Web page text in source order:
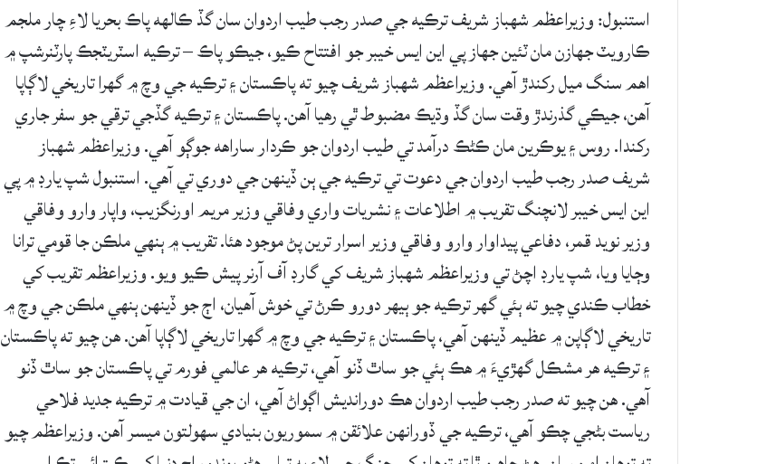
استنبول: وزيراعظم شهباز شريف ترڪيه جي صدر رجب طيب اردوان سان گڏ ڪالهه پاڪ بحريا لاءِ چار ملجم
ڪارويٽ جهازن مان ٽئين جهاز پي اين ايس خيبر جو افتتاح ڪيو، جيڪو پاڪ – ترڪيه اسٽريٽجڪ پارٽنرشپ ۾
اهم سنگ ميل رکندڙ آهي. وزيراعظم شهباز شريف چيو ته پاڪستان ۽ ترڪيه جي وچ ۾ گهرا تاريخي لاڳاپا
آهن، جيڪي گذرندڙ وقت سان گڏ وڌيڪ مضبوط ٿي رهيا آهن. پاڪستان ۽ ترڪيه گڏجي ترقي جو سفر جاري
رکندا. روس ۽ يوڪرين مان ڪڻڪ درآمد تي طيب اردوان جو ڪردار ساراهه جوڳو آهي. وزيراعظم شهباز
شريف صدر رجب طيب اردوان جي دعوت تي ترڪيه جي ٻن ڏينهن جي دوري تي آهي. استنبول شپ يارڊ ۾ پي
اين ايس خيبر لانچنگ تقريب ۾ اطلاعات ۽ نشريات واري وفاقي وزير مريم اورنگزيب، واپار وارو وفاقي
وزير نويد قمر، دفاعي پيداوار وارو وفاقي وزير اسرار ترين پڻ موجود هئا. تقريب ۾ ٻنهي ملڪن جا قومي ترانا
وڄايا ويا، شپ يارڊ اچڻ تي وزيراعظم شهباز شريف کي گارڊ آف آرنر پيش ڪيو ويو. وزيراعظم تقريب کي
خطاب ڪندي چيو ته ٻئي گهر ترڪيه جو ٻيهر دورو ڪرڻ تي خوش آهيان، اڄ جو ڏينهن ٻنهي ملڪن جي وچ ۾
تاريخي لاڳاپن ۾ عظيم ڏينهن آهي، پاڪستان ۽ ترڪيه جي وچ ۾ گهرا تاريخي لاڳاپا آهن. هن چيو ته پاڪستان
۽ ترڪيه هر مشڪل گهڙيءَ ۾ هڪ ٻئي جو ساٿ ڏنو آهي، ترڪيه هر عالمي فورم تي پاڪستان جو ساٿ ڏنو
آهي. هن چيو ته صدر رجب طيب اردوان هڪ دورانديش اڳواڻ آهي، ان جي قيادت ۾ ترڪيه جديد فلاحي
رياست بڻجي چڪو آهي، ترڪيه جي ڏورانهن علائقن ۾ سموريون بنيادي سهولتون ميسر آهن. وزيراعظم چيو